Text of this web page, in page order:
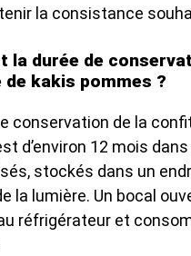
la consistance
la durée de
kakis pommes ?
conservation de la
d’environ 12 mois
stockés dans un
la lumière. Un bocal
réfrigérateur et